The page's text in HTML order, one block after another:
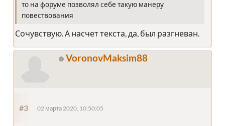
то на форуме позволял себе такую манеру
повествования
Сочувствую. А насчет текста, да, был разгневан.
VoronovMaksim88
#3 02 марта 2020, 10:50:05